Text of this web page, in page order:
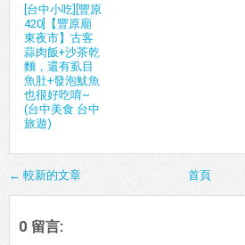
[台中小吃][豐原
420]【豐原廟
東夜市】古客
蒜肉飯+沙茶乾
麵，還有虱目
魚肚+發泡魷魚
也很好吃唷~
(台中美食 台中
旅遊)
← 較新的文章 首頁
0 留言: